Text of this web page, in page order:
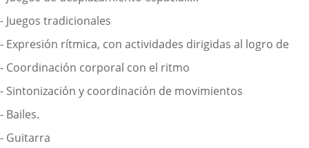
- Juegos tradicionales
- Expresión rítmica, con actividades dirigidas al logro de
- Coordinación corporal con el ritmo
- Sintonización y coordinación de movimientos
- Bailes.
- Guitarra